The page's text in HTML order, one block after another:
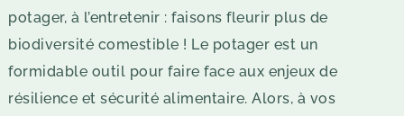
potager, à l’entretenir : faisons fleurir plus de
biodiversité comestible ! Le potager est un
formidable outil pour faire face aux enjeux de
résilience et sécurité alimentaire. Alors, à vos